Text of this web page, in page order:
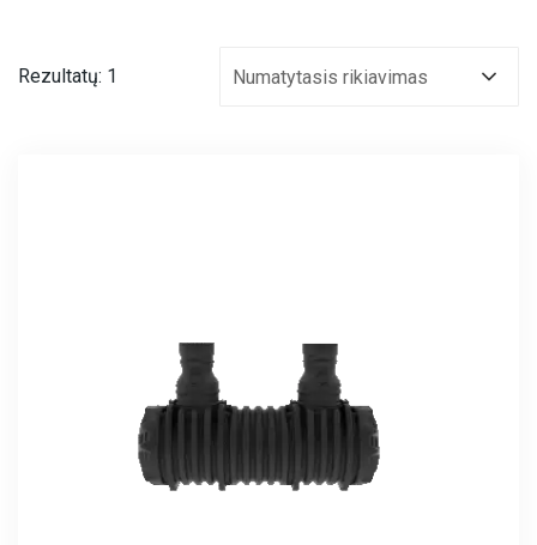
Rezultatų: 1 Numatytasis rikiavimas